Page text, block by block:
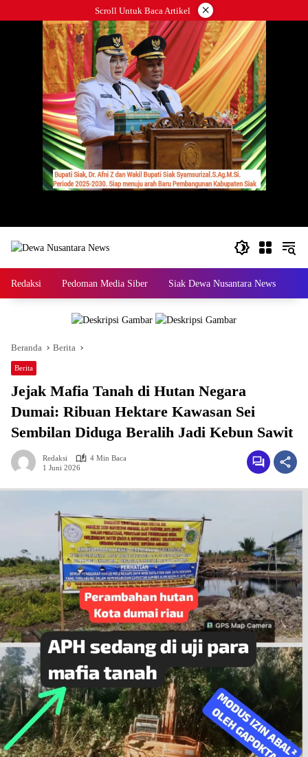
ke
Scroll Untuk Baca Artikel ×
Redaksi Pedoman Media Siber Siak Dewa Nusantara News
Beranda Berita
Berita
Jejak Mafia Tanah di Hutan Negara
Dumai: Ribuan Hektare Kawasan Sei
Sembilan Diduga Beralih Jadi Kebun Sawit
Redaksi
4 Min Baca
1 Juni 2026